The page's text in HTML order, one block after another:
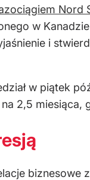
Nord
w
i
w piątek
2,5 miesiąca,
biznesowe